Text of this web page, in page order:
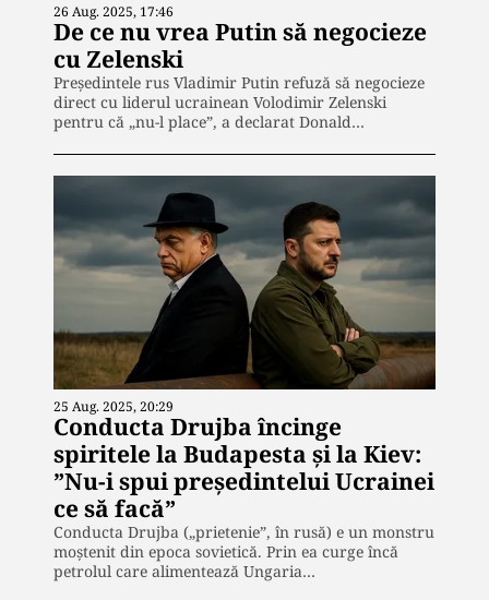
26 Aug. 2025, 17:46
De ce nu vrea Putin să negocieze
cu Zelenski
Președintele rus Vladimir Putin refuză să negocieze
direct cu liderul ucrainean Volodimir Zelenski
pentru că „nu-l place”, a declarat Donald…
25 Aug. 2025, 20:29
Conducta Drujba încinge
spiritele la Budapesta și la Kiev:
”Nu-i spui președintelui Ucrainei
ce să facă”
Conducta Drujba („prietenie”, în rusă) e un monstru
moștenit din epoca sovietică. Prin ea curge încă
petrolul care alimentează Ungaria…